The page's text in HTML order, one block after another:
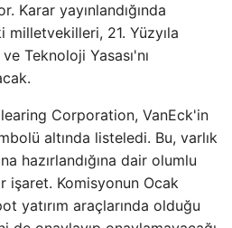
Karar yayınlandığında
21. Yüzyıla
Teknoloji Yasası'nı
Corporation, VanEck'in
altında listeledi. Bu, varlık
hazırlandığına dair olumlu
işaret. Komisyonun Ocak
yatırım araçlarında olduğu